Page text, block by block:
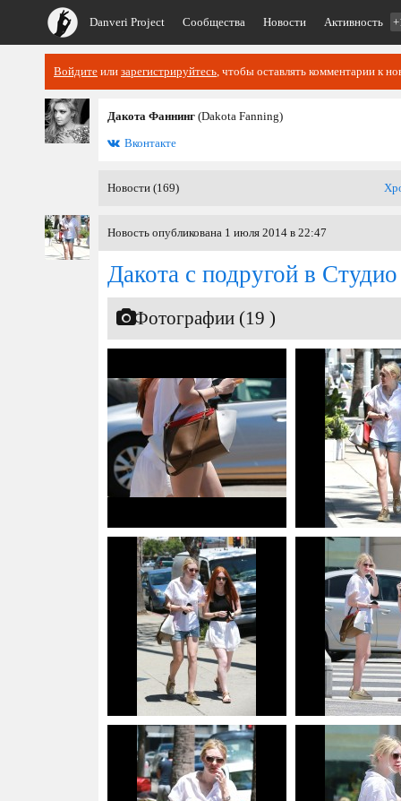
Danveri Project Сообщества Новости Активность
Войдите или зарегистрируйтесь, чтобы оставлять комментарии к
Дакота Фаннинг (Dakota Fanning)
Вконтакте
Новости (169)
Новость опубликована 1 июля 2014 в 22:47
Дакота с подругой в
Фотографии (19 )